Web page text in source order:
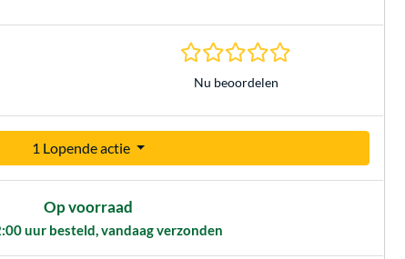
0.0 sterren
Nu beoordelen
1 Lopende actie
Op voorraad
uur besteld, vandaag verzonden